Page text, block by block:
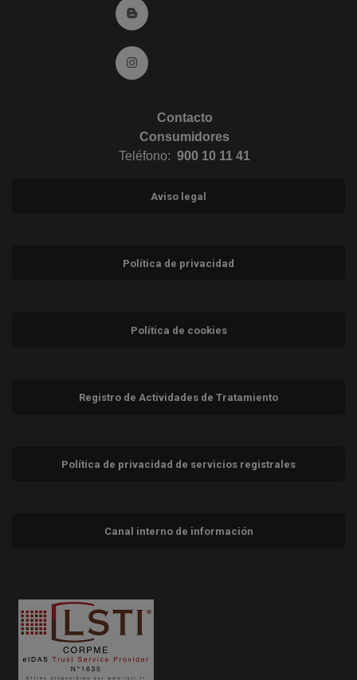
Ir al Blog (abre en ventana nueva)
Ir a Instagram (abre en ventana nueva)
Contacto
Consumidores
Teléfono: 900 10 11 41
Aviso legal
Política de privacidad
Política de cookies
Registro de Actividades de Tratamiento
Política de privacidad de servicios registrales
Canal interno de información